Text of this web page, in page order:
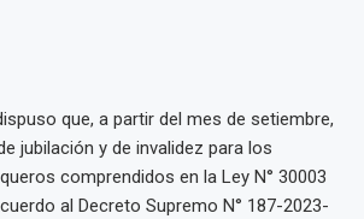
que, a partir del mes de setiembre,
jubilación y de invalidez para los
comprendidos en la Ley N° 30003
al Decreto Supremo N° 187-2023-